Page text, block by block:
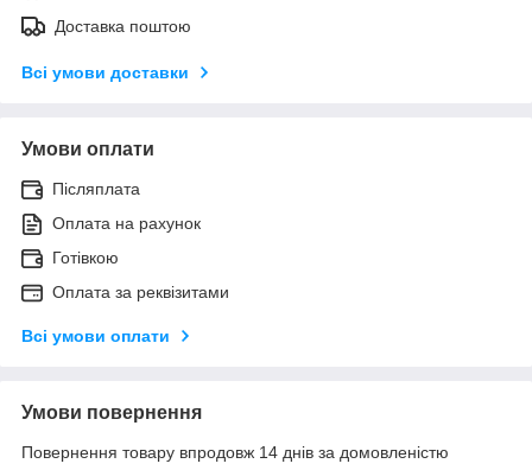
Доставка поштою
Всі умови доставки
Умови оплати
Післяплата
Оплата на рахунок
Готівкою
Оплата за реквізитами
Всі умови оплати
Умови повернення
Повернення товару впродовж 14 днів за домовленістю